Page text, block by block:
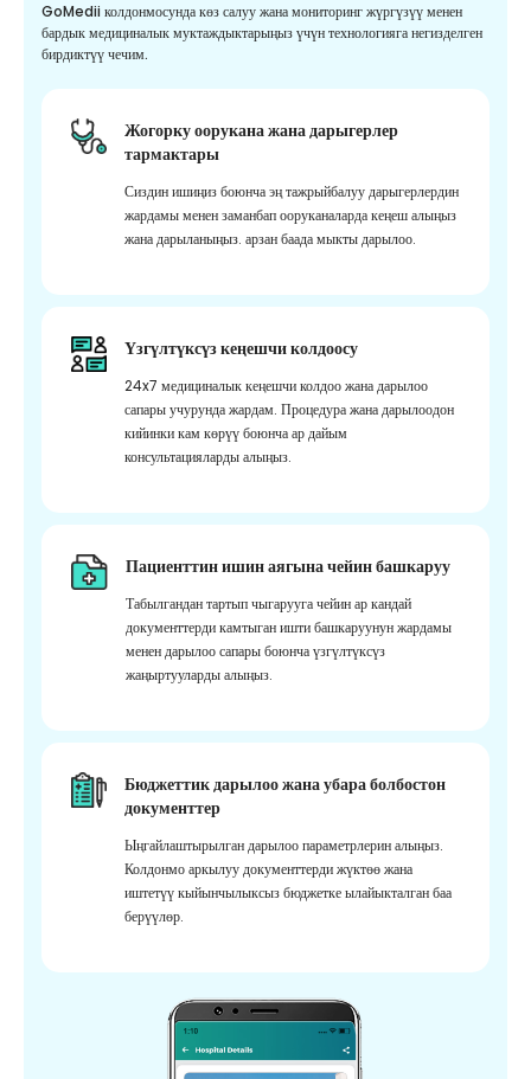
GoMedii колдонмосунда көз салуу жана мониторинг жүргүзүү менен
бардык медициналык муктаждыктарыңыз үчүн технологияга негизделген
бирдиктүү чечим.
Жогорку оорукана жана дарыгерлер
тармактары
Сиздин ишиңиз боюнча эң тажрыйбалуу дарыгерлердин
жардамы менен заманбап ооруканаларда кеңеш алыңыз
жана дарыланыңыз. арзан баада мыкты дарылоо.
Үзгүлтүксүз кеңешчи колдоосу
24x7 медициналык кеңешчи колдоо жана дарылоо
сапары учурунда жардам. Процедура жана дарылоодон
кийинки кам көрүү боюнча ар дайым
консультацияларды алыңыз.
Пациенттин ишин аягына чейин башкаруу
Табылгандан тартып чыгарууга чейин ар кандай
документтерди камтыган ишти башкаруунун жардамы
менен дарылоо сапары боюнча үзгүлтүксүз
жаңыртууларды алыңыз.
Бюджеттик дарылоо жана убара болбостон
документтер
Ыңгайлаштырылган дарылоо параметрлерин алыңыз.
Колдонмо аркылуу документтерди жүктөө жана
иштетүү кыйынчылыксыз бюджетке ылайыкталган баа
берүүлөр.